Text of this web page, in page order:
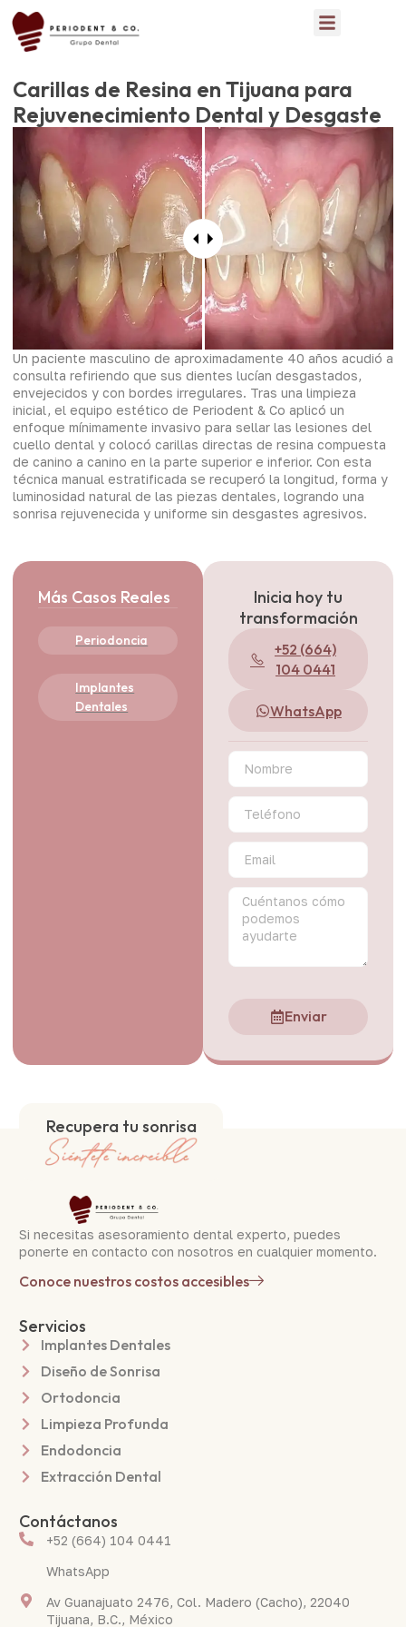
Carillas de Resina en Tijuana para
Rejuvenecimiento Dental y Desgaste
Un paciente masculino de aproximadamente 40 años acudió a
consulta refiriendo que sus dientes lucían desgastados,
envejecidos y con bordes irregulares. Tras una limpieza
inicial, el equipo estético de Periodent & Co aplicó un
enfoque mínimamente invasivo para sellar las lesiones del
cuello dental y colocó carillas directas de resina compuesta
de canino a canino en la parte superior e inferior. Con esta
técnica manual estratificada se recuperó la longitud, forma y
luminosidad natural de las piezas dentales, logrando una
sonrisa rejuvenecida y uniforme sin desgastes agresivos.
Más Casos Reales
Periodoncia
Implantes
Dentales
Inicia hoy tu
transformación
+52 (664)
104 0441
WhatsApp
Enviar
Recupera tu sonrisa
Si necesitas asesoramiento dental experto, puedes
ponerte en contacto con nosotros en cualquier momento.
Conoce nuestros costos accesibles
Servicios
Implantes Dentales
Diseño de Sonrisa
Ortodoncia
Limpieza Profunda
Endodoncia
Extracción Dental
Contáctanos
+52 (664) 104 0441
WhatsApp
Av Guanajuato 2476, Col. Madero (Cacho), 22040
Tijuana, B.C., México